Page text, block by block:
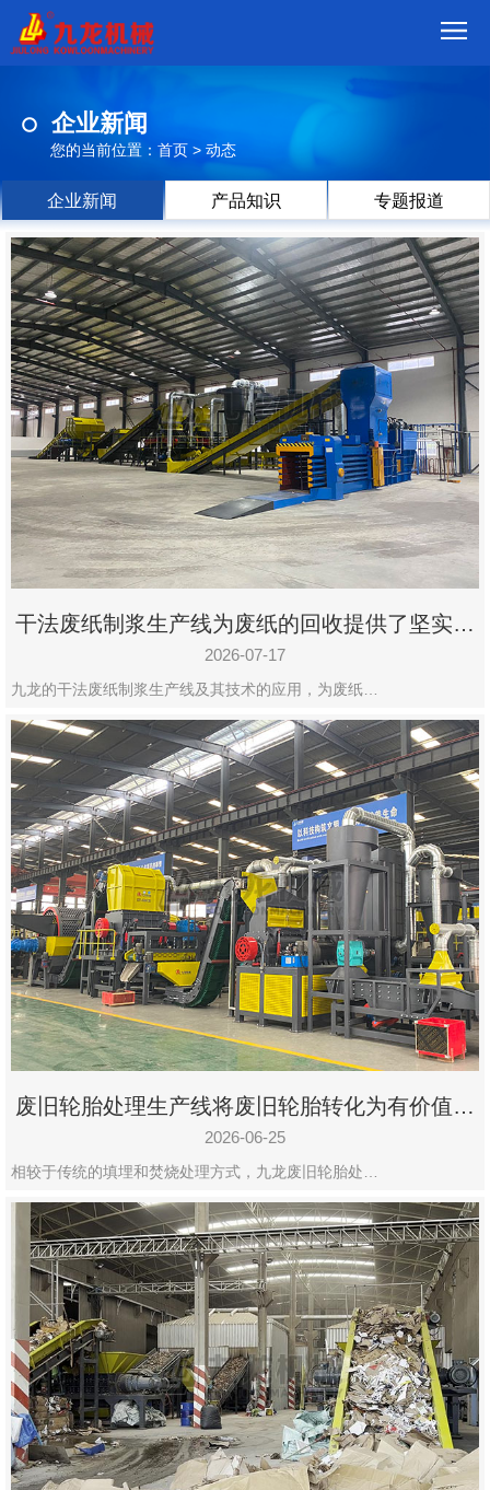
品
视
频
现
场
方
案
动
态联
系
郑
州
市
设
有
限
公
司
豫
ICP
备
19020390
号-1
企业新闻
您的当前位置： 首页 > 动态
企业新闻 产品知识 专题报道
干法废纸制浆生产线为废纸的回收提供了坚实的
保障
2026-07-17
九龙的干法废纸制浆生产线及其技术的应用，为废纸…
废旧轮胎处理生产线将废旧轮胎转化为有价值的
资源
2026-06-25
相较于传统的填埋和焚烧处理方式，九龙废旧轮胎处…